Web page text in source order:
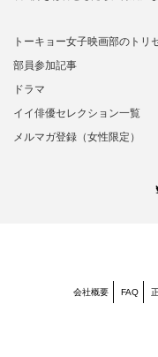
トーキョー女子映画部のトリ
部員参加記事
ドラマ
イイ俳優セレクション一覧
メルマガ登録（女性限定）
会社概要 FAQ